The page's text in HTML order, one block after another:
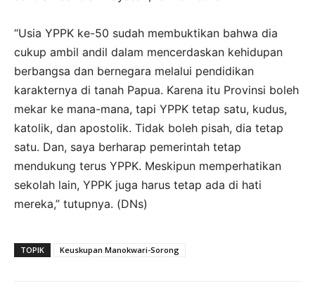
“Usia YPPK ke-50 sudah membuktikan bahwa dia
cukup ambil andil dalam mencerdaskan kehidupan
berbangsa dan bernegara melalui pendidikan
karakternya di tanah Papua. Karena itu Provinsi boleh
mekar ke mana-mana, tapi YPPK tetap satu, kudus,
katolik, dan apostolik. Tidak boleh pisah, dia tetap
satu. Dan, saya berharap pemerintah tetap
mendukung terus YPPK. Meskipun memperhatikan
sekolah lain, YPPK juga harus tetap ada di hati
mereka,” tutupnya. (DNs)
TOPIK Keuskupan Manokwari-Sorong